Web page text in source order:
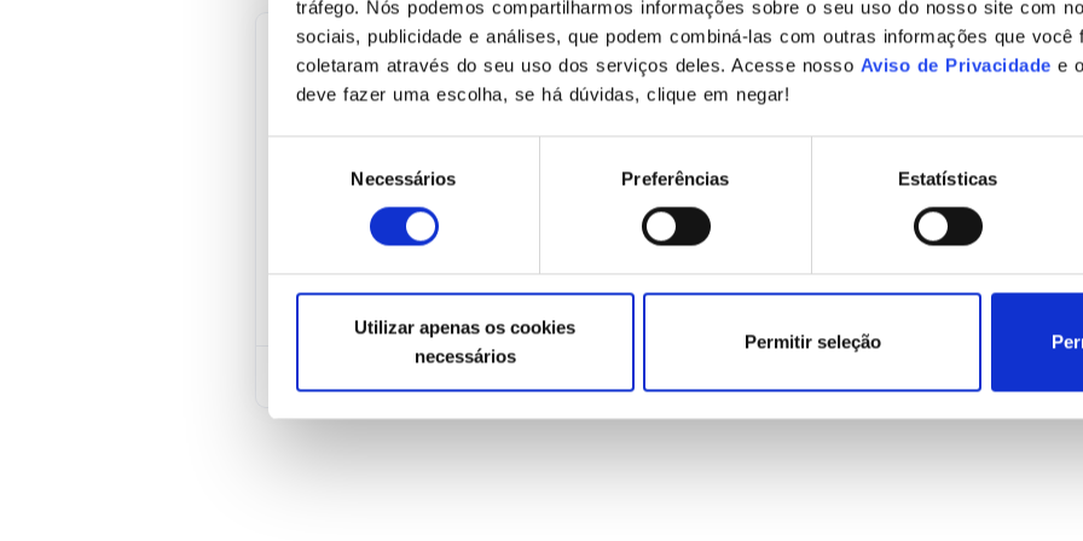
tráfego. Nós podemos compartilharmos informações sobre o seu uso do nosso site com
sociais, publicidade e análises, que podem combiná-las com outras informações que você
coletaram através do seu uso dos serviços deles. Acesse nosso Aviso de Privacidade e
deve fazer uma escolha, se há dúvidas, clique em negar!
consentimento
Necessários Preferências Estatísticas
Utilizar apenas os cookies
necessários
Permitir seleção
ALERTA
O alerta número 2, de 26 de janeiro de 2022, publicado pelo CTIR.Gov (Centro de
Respostas a Incidentes Cibernéticos do Governo), chama a atenção para o
de software, especialmente, quanto a origem de vulnerabilidades em linguagens
apontando, como medida de solução, o “security by design”. É bem sabido que